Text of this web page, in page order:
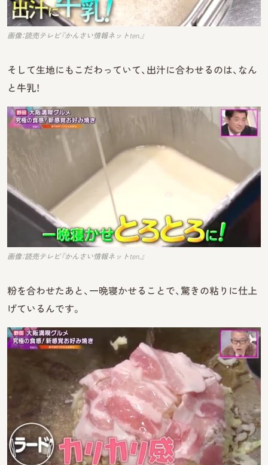
画像：読売テレビ『かんさい情報ネットten.』
そして生地にもこだわっていて、出汁に合わせるのは、なん
と牛乳！
画像：読売テレビ『かんさい情報ネットten.』
粉を合わせたあと、一晩寝かせることで、驚きの粘りに仕上
げているんです。